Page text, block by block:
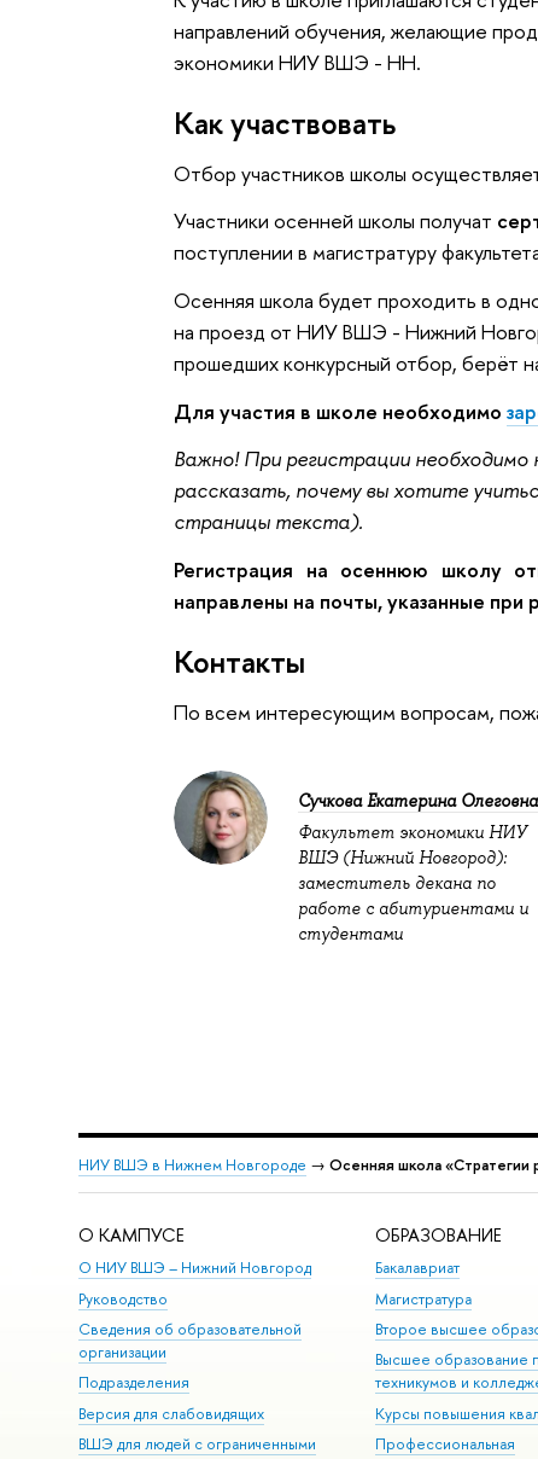
направлений обучения, желающие
экономики НИУ ВШЭ - НН.
Как участвовать
Отбор участников школы
Участники осенней школы получат
поступлении в магистратуру
Осенняя школа будет проходить в
на проезд от НИУ ВШЭ - Нижний
прошедших конкурсный отбор, берёт
Для участия в школе необходимо
Важно! При регистрации
рассказать, почему вы хотите
страницы текста).
Регистрация на осеннюю школу
направлены на почты, указанные при
Контакты
По всем интересующим вопросам,
Сучкова Екатерина Олеговна
Факультет экономики НИУ
ВШЭ (Нижний Новгород):
заместитель декана по
работе с абитуриентами и
студентами
НИУ ВШЭ в Нижнем Новгороде → Осенняя школа «Стратегии
О КАМПУСЕ
О НИУ ВШЭ – Нижний Новгород
Руководство
Сведения об образовательной
организации
Подразделения
Версия для слабовидящих
ВШЭ для людей с ограниченными
ОБРАЗОВАНИЕ
Бакалавриат
Магистратура
Второе высшее
Высшее образование
техникумов и
Курсы повышения
Профессиональная